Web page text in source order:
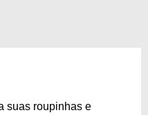
suas roupinhas e